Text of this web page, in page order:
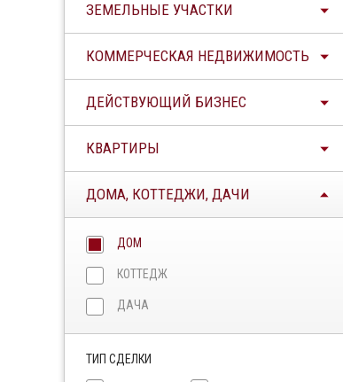
ЗЕМЕЛЬНЫЕ УЧАСТКИ
КОММЕРЧЕСКАЯ НЕДВИЖИМОСТЬ
ДЕЙСТВУЮЩИЙ БИЗНЕС
КВАРТИРЫ
ДОМА, КОТТЕДЖИ, ДАЧИ
ДОМ
КОТТЕДЖ
ДАЧА
ТИП СДЕЛКИ